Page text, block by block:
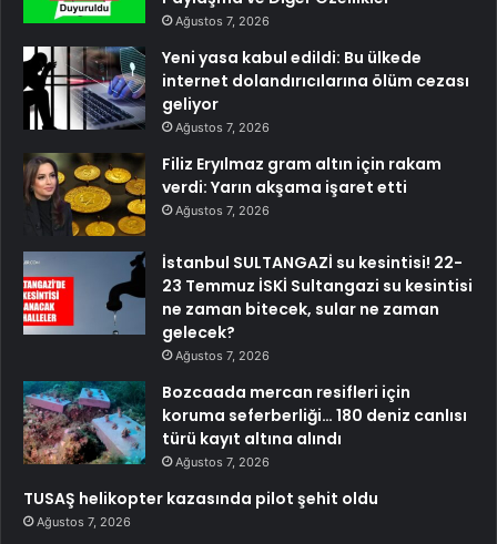
Ağustos 7, 2026
Yeni yasa kabul edildi: Bu ülkede
internet dolandırıcılarına ölüm cezası
geliyor
Ağustos 7, 2026
Filiz Eryılmaz gram altın için rakam
verdi: Yarın akşama işaret etti
Ağustos 7, 2026
İstanbul SULTANGAZİ su kesintisi! 22-
23 Temmuz İSKİ Sultangazi su kesintisi
ne zaman bitecek, sular ne zaman
gelecek?
Ağustos 7, 2026
Bozcaada mercan resifleri için
koruma seferberliği… 180 deniz canlısı
türü kayıt altına alındı
Ağustos 7, 2026
TUSAŞ helikopter kazasında pilot şehit oldu
Ağustos 7, 2026